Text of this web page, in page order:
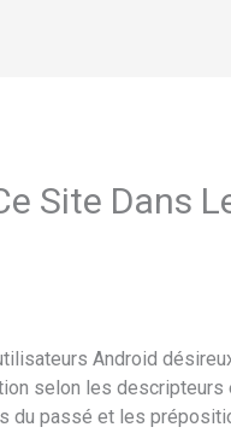
Site Dans
Android
selon les
du passé et les